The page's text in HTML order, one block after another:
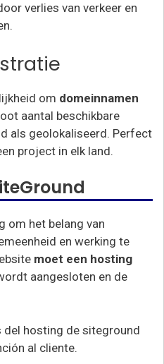
verlies van verkeer en
om domeinnamen
aantal beschikbare
als geolokaliseerd. Perfect
project in elk land.
om het belang van
en werking te
moet een hosting
aangesloten en de